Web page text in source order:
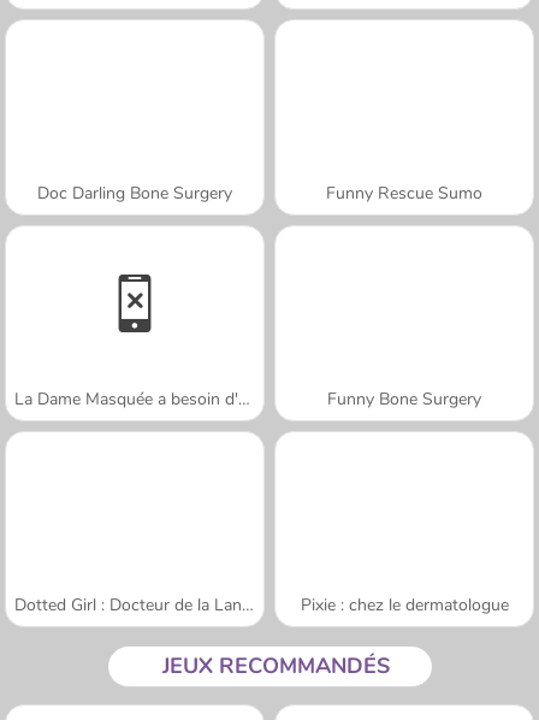
Doc Darling Bone Surgery Funny Rescue Sumo
La Dame Masquée a besoin d'aide Funny Bone Surgery
Dotted Girl : Docteur de la Langue Pixie : chez le dermatologue
JEUX RECOMMANDÉS